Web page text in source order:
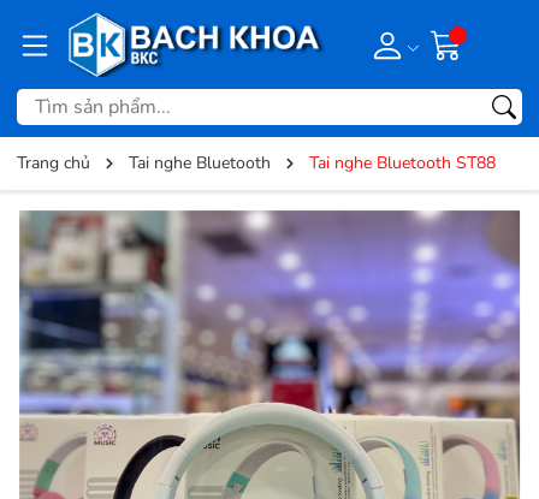
Trang chủ Tai nghe Bluetooth Tai nghe Bluetooth ST88